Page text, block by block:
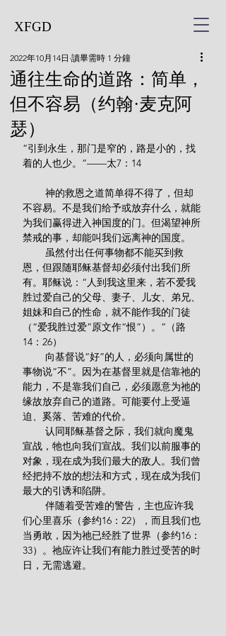
XFGD
通往生命的道路：简单，
但不容易（约翰·麦克阿
瑟）
2022年10月14日 讀畢需時 1 分鐘
“引到永生，那门是窄的，路是小的，找
着的人也少。”——太7：14
不容易。不是我们给予或放弃什么，就能
为我们赢得进入神国度的门。但渴望神所
禁戒的事，却能叫我们远离神的国度。
恩，但跟随耶稣基督却必须付出我们所
有。耶稣说：“人到我这里来，若不爱我
胜过爱自己的父母、妻子、儿女、弟兄、
姐妹和自己的性命，就不能作我的门徒
（“爱我胜过爱”原文作“恨”）。”（路
14：26）
事物说“不”。因为在基督里就是信靠祂的
能力，不是靠我们自己，必须愿意为祂的
缘故放弃自己的道路。可能要付上受逼
迫、奚落、苦难的代价。
宣战，牠也向我们宣战。我们以前服事的
对象，现在成为我们最大的敌人。我们曾
经把持不放的想法和方式，现在成为我们
最大的引诱和陷阱。
们心里喜乐（参约16：22），而且我们也
当勇敢，因为祂已经胜了世界（参约16：
33）。祂应许让我们有能力胜过受苦的时
日，无需逃避。